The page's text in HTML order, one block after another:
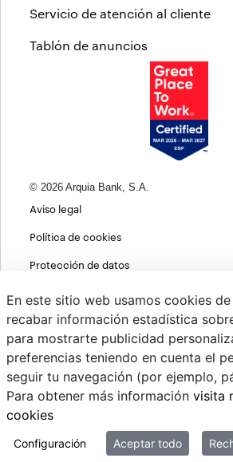
Servicio de atención al cliente
Tablón de anuncios
© 2026 Arquia Bank, S.A.
Aviso legal
Política de cookies
Protección de datos
Política de privacidad web
MIFID
PSD2
Cambio de divisas
Sistema interno de información
En este sitio web usamos cookies
recabar información estadística
para mostrarte publicidad
preferencias teniendo en cuenta el
seguir tu navegación (por ejemplo,
Para obtener más información visita
cookies
Configuración Aceptar todo